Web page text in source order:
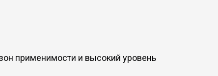
применимости и высокий уровень